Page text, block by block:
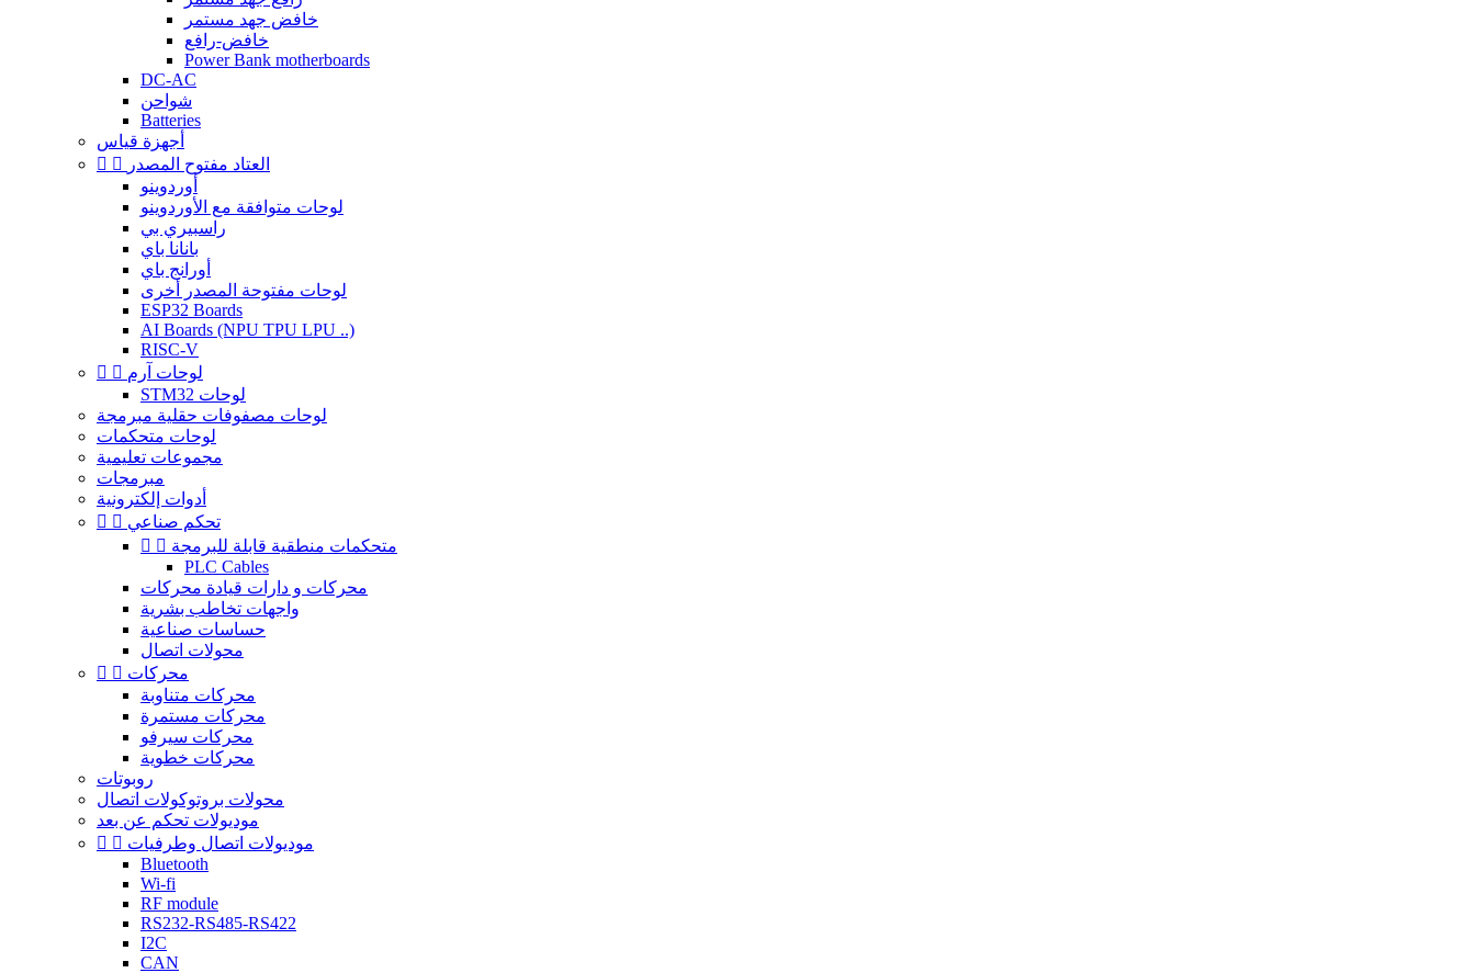
خافض جهد مستمر
خافض-رافع
Power Bank motherboards
DC-AC
شواحن
Batteries
أجهزة قياس
 
العتاد مفتوح المصدر
أوردوينو
لوحات متوافقة مع الأوردوينو
راسبيري بي
بانانا باي
أورانج باي
لوحات مفتوحة المصدر أخرى
ESP32 Boards
AI Boards (NPU TPU LPU ..)
RISC-V
  لوحات آرم
STM32 لوحات
لوحات مصفوفات حقلية مبرمجة
لوحات متحكمات
مجموعات تعليمية
مبرمجات
أدوات إلكترونية
  تحكم صناعي
  متحكمات منطقية قابلة للبرمجة
PLC Cables
محركات و دارات قيادة محركات
واجهات تخاطب بشرية
حساسات صناعية
محولات اتصال
  محركات
محركات متناوبة
محركات مستمرة
محركات سيرفو
محركات خطوية
روبوتات
محولات بروتوكولات اتصال
موديولات تحكم عن بعد
  موديولات اتصال وطرفيات
Bluetooth
Wi-fi
RF module
RS232-RS485-RS422
I2C
CAN